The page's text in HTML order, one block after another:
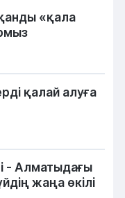
«қала
қалай алуға
- Алматыдағы
жаңа өкілі